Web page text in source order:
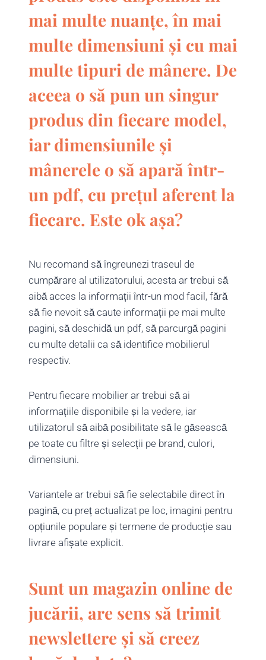
mai multe nuanțe, în mai
multe dimensiuni și cu mai
multe tipuri de mânere. De
aceea o să pun un singur
produs din fiecare model,
iar dimensiunile și
mânerele o să apară într-
un pdf, cu prețul aferent la
fiecare. Este ok așa?
Nu recomand să îngreunezi traseul de
cumpărare al utilizatorului, acesta ar trebui să
aibă acces la informații într-un mod facil, fără
să fie nevoit să caute informații pe mai multe
pagini, să deschidă un pdf, să parcurgă pagini
cu multe detalii ca să identifice mobilierul
respectiv.
Pentru fiecare mobilier ar trebui să ai
informațiile disponibile și la vedere, iar
utilizatorul să aibă posibilitate să le găsească
pe toate cu filtre și selecții pe brand, culori,
dimensiuni.
Variantele ar trebui să fie selectabile direct în
pagină, cu preț actualizat pe loc, imagini pentru
opțiunile populare și termene de producție sau
livrare afișate explicit.
Sunt un magazin online de
jucării, are sens să trimit
newslettere și să creez